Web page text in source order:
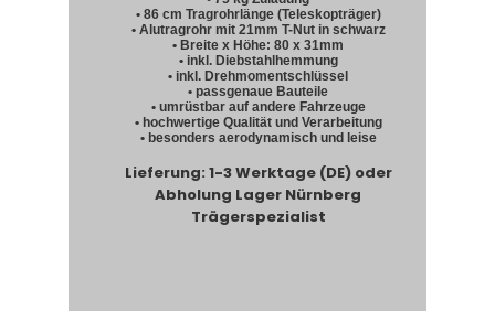
• 86 cm Tragrohrlänge (Teleskopträger)
• Alutragrohr mit 21mm T-Nut in schwarz
• Breite x Höhe: 80 x 31mm
• inkl. Diebstahlhemmung
• inkl. Drehmomentschlüssel
• passgenaue Bauteile
• umrüstbar auf andere Fahrzeuge
• hochwertige Qualität und Verarbeitung
• besonders aerodynamisch und leise
Lieferung: 1-3 Werktage (DE) oder
Abholung Lager Nürnberg
Trägerspezialist